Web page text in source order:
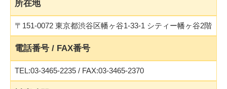
所在地
〒151-0072 東京都渋谷区幡ヶ谷1-33-1 シティー幡ヶ谷2階
電話番号 / FAX番号
TEL:03-3465-2235 / FAX:03-3465-2370